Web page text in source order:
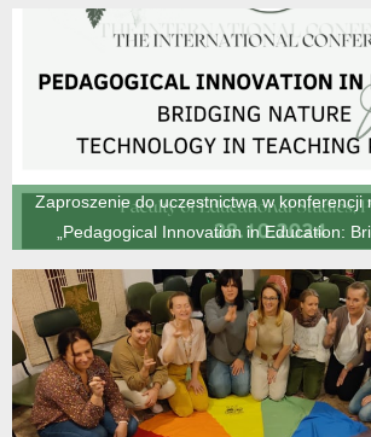
Zaproszenie do uczestnictwa w konferencji
„Pedagogical Innovation in Education: